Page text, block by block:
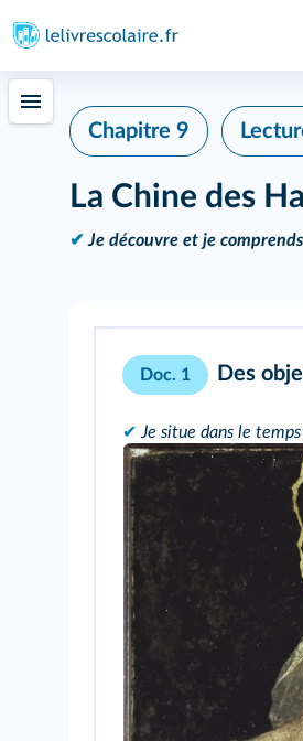
Chapitre 9
La Chine des
✔ Je découvre et je
Doc. 1 Des
✔ Je situe dans le